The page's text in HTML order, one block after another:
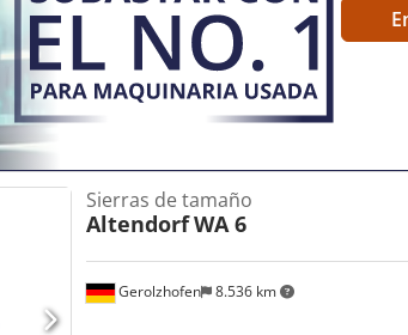
Gerolzhofen 8.536 km
Sierras de tamaño
AltendorfWA 6